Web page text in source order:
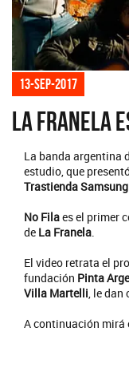
13-sep-2017
La Franela
La banda argentina
estudio, que
Trastienda Samsung
No Filaes el primer
de La Franela
El video retrata el
fundación Pinta
Villa Martelli , le
A continuación mirá